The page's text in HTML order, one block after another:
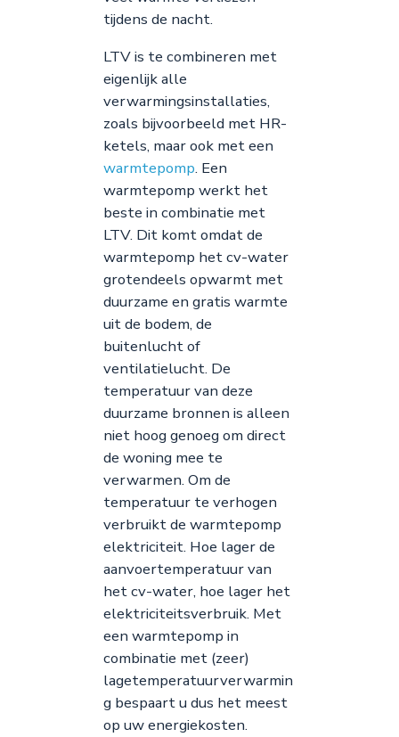
tijdens de nacht.
LTV is te combineren met
eigenlijk alle
verwarmingsinstallaties,
zoals bijvoorbeeld met HR-
ketels, maar ook met een
warmtepomp. Een
warmtepomp werkt het
beste in combinatie met
LTV. Dit komt omdat de
warmtepomp het cv-water
grotendeels opwarmt met
duurzame en gratis warmte
uit de bodem, de
buitenlucht of
ventilatielucht. De
temperatuur van deze
duurzame bronnen is alleen
niet hoog genoeg om direct
de woning mee te
verwarmen. Om de
temperatuur te verhogen
verbruikt de warmtepomp
elektriciteit. Hoe lager de
aanvoertemperatuur van
het cv-water, hoe lager het
elektriciteitsverbruik. Met
een warmtepomp in
combinatie met (zeer)
lagetemperatuurverwarmin
g bespaart u dus het meest
op uw energiekosten.